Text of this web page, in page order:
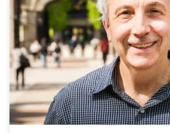
Повернімо Україні імена видатних діячів,
«привласнених» іншими культурами
про українців-винахідників, які зробили
розвиток людства «Винахідником я
знайшла нову комбінацію уже відомих
економічного задоволення людських
ЕЙНШТЕЙН Дрінфельд, українсько-
математик, отримав престижну […]